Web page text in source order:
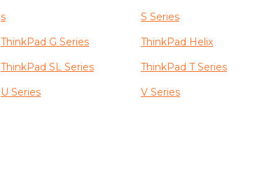
s S Series
ThinkPad G Series ThinkPad Helix
ThinkPad SL Series ThinkPad T Series
U Series V Series